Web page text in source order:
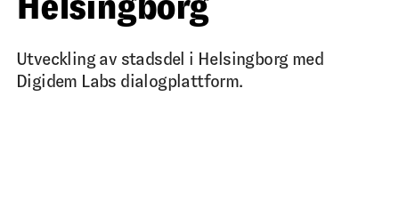
Utveckling av stadsdel i Helsingborg med
Digidem Labs dialogplattform.